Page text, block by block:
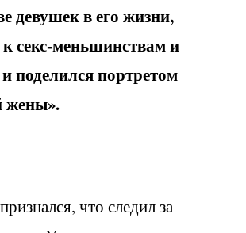
девушек в его жизни,
секс-меньшинствам и
поделился портретом
жены».
что следил за